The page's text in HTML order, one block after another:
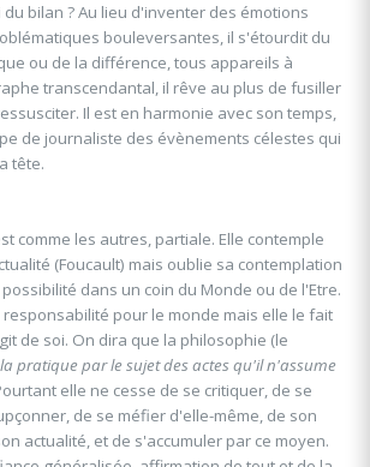
du bilan ? Au lieu d'inventer des émotions
bouleversantes, il s'étourdit du
ou de la différence, tous appareils à
transcendantal, il rêve au plus de fusiller
Il est en harmonie avec son temps,
de journaliste des évènements célestes qui
tête.
comme les autres, partiale. Elle contemple
(Foucault) mais oublie sa contemplation
dans un coin du Monde ou de l'Etre.
pour le monde mais elle le fait
de soi. On dira que la philosophie (le
pratique par le sujet des actes qu'il n'assume
elle ne cesse de se critiquer, de se
de se méfier d'elle-même, de son
actualité, et de s'accumuler par ce moyen.